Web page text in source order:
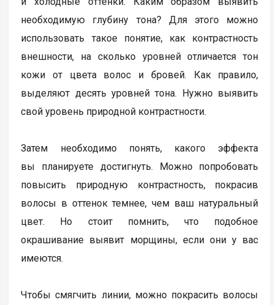
необходимую глубину тона? Для этого можно
использовать такое понятие, как контрастность
внешности, на сколько уровней отличается тон
кожи от цвета волос и бровей. Как правило,
выделяют десять уровней тона. Нужно выявить
свой уровень природной контрастности.
Затем необходимо понять, какого эффекта
вы планируете достигнуть. Можно попробовать
повысить природную контрастность, покрасив
волосы в оттенок темнее, чем ваш натуральный
цвет. Но стоит помнить, что подобное
окрашивание выявит морщины, если они у вас
имеются.
Чтобы смягчить линии, можно покрасить волосы